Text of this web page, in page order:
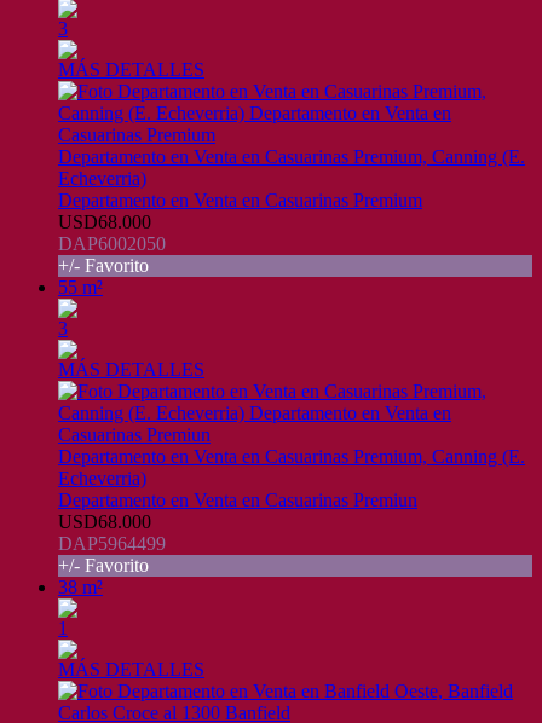
3
MÁS DETALLES
Departamento en Venta en Casuarinas Premium, Canning (E.
Echeverria)
Departamento en Venta en Casuarinas Premium
USD68.000
DAP6002050
+/- Favorito
55 m²
3
MÁS DETALLES
Departamento en Venta en Casuarinas Premium, Canning (E.
Echeverria)
Departamento en Venta en Casuarinas Premiun
USD68.000
DAP5964499
+/- Favorito
38 m²
1
MÁS DETALLES